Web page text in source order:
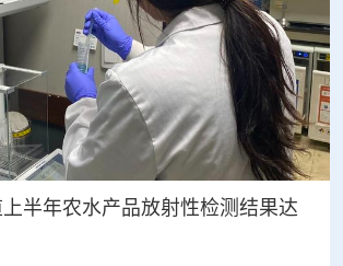
半年农水产品放射性检测结果达